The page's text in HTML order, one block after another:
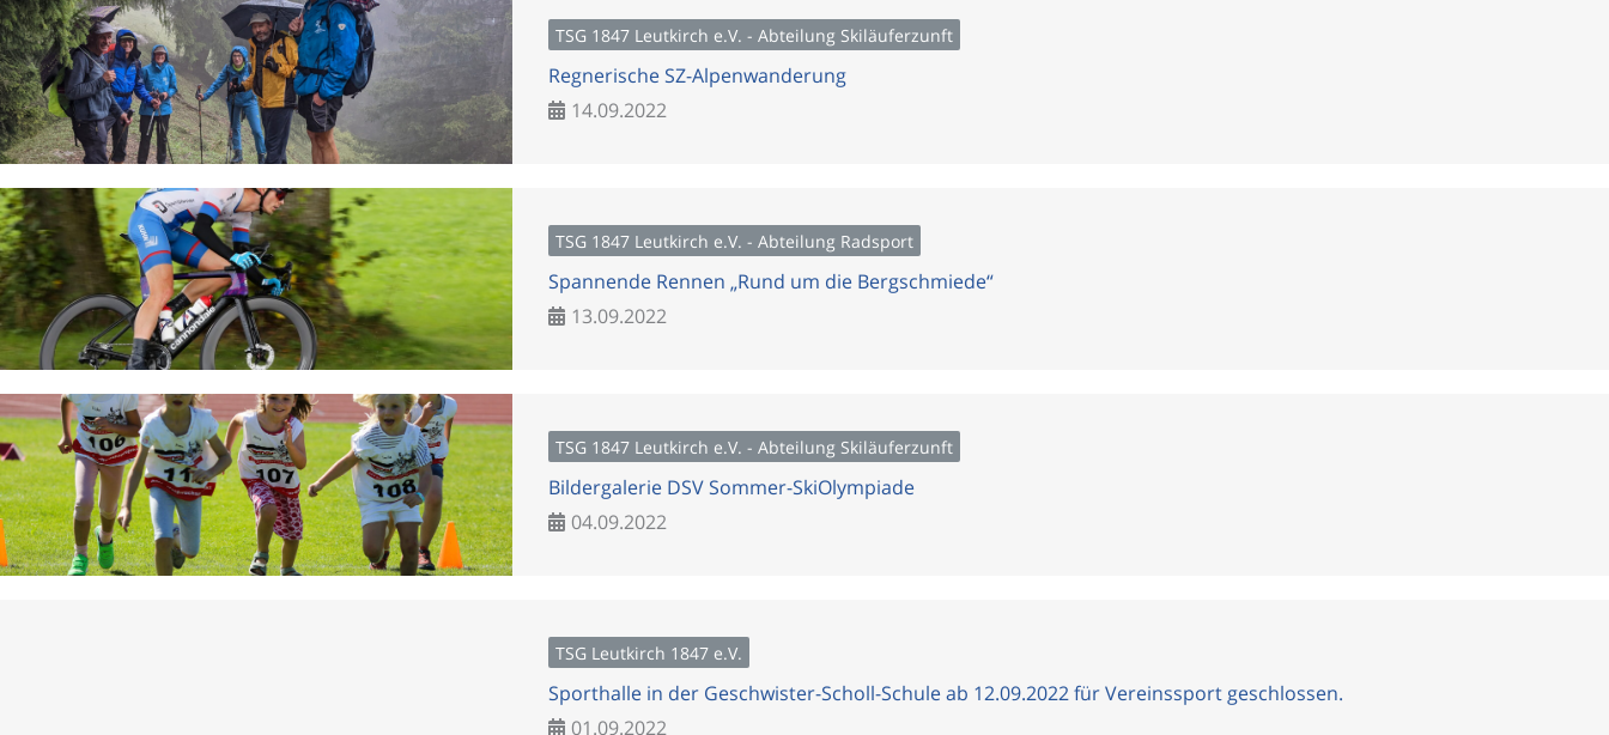
TSG 1847 Leutkirch e.V. - Abteilung Skiläuferzunft
Regnerische SZ-Alpenwanderung
14.09.2022
TSG 1847 Leutkirch e.V. - Abteilung Radsport
Spannende Rennen „Rund um die Bergschmiede“
13.09.2022
TSG 1847 Leutkirch e.V. - Abteilung Skiläuferzunft
Bildergalerie DSV Sommer-SkiOlympiade
04.09.2022
TSG Leutkirch 1847 e.V.
Sporthalle in der Geschwister-Scholl-Schule ab 12.09.2022 für Vereinssport geschlossen.
01.09.2022